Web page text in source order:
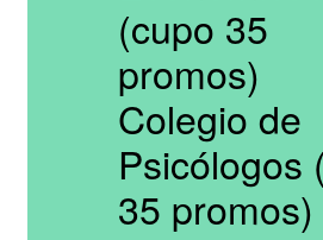
(cupo 35
promos)
Colegio de
Psicólogos
35 promos)